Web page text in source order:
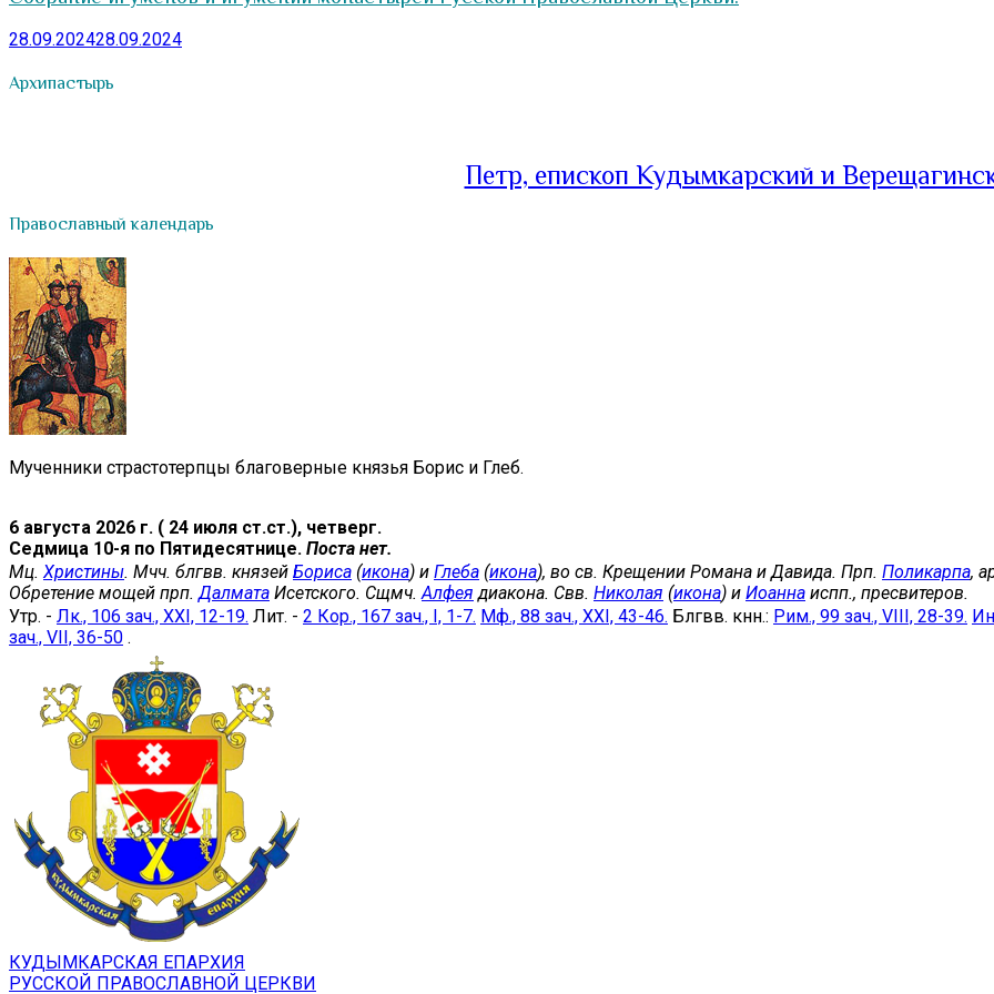
28.09.202428.09.2024
Архипастырь
Петр, епископ Кудымкарский и
Православный календарь
Мученники страстотерпцы благоверные князья Борис и Глеб.
6 августа 2026 г. ( 24 июля ст.ст.), четверг.
Седмица 10-я по Пятидесятнице. Поста нет.
Мц. Христины. Мчч. блгвв. князей Бориса (икона) и Глеба (икона), во св. Крещении Романа и Давида. Прп. Поликарпа,
Обретение мощей прп. Далмата Исетского. Сщмч. Алфея диакона. Свв. Николая (икона) и Иоанна испп., пресвитеров.
Утр. - Лк., 106 зач., XXI, 12-19. Лит. - 2 Кор., 167 зач., I, 1-7. Мф., 88 зач., XXI, 43-46. Блгвв. кнн.: Рим., 99 зач., VIII, 28-39.
зач., VII, 36-50 .
КУДЫМКАРСКАЯ ЕПАРХИЯ
РУССКОЙ ПРАВОСЛАВНОЙ ЦЕРКВИ